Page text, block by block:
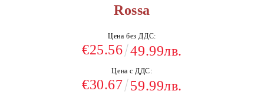
Rossa
Цена без ДДС:
€25.56 49.99лв.
Цена с ДДС:
€30.67 59.99лв.